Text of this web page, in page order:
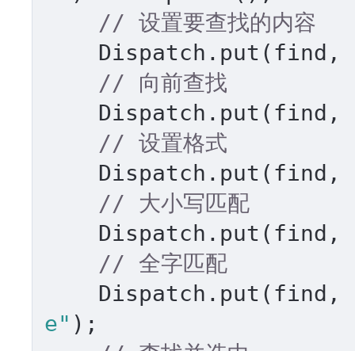
// 设置要查找的内容
    Dispatch.put(find,
// 向前查找
    Dispatch.put(find,
// 设置格式
    Dispatch.put(find,
// 大小写匹配
    Dispatch.put(find,
// 全字匹配
    Dispatch.put(find,
e" );